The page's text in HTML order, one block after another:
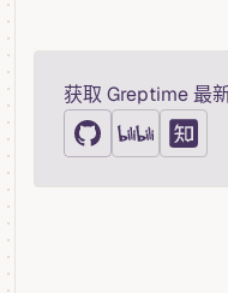
获取 Greptime 最